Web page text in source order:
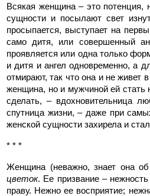
Всякая женщина – это
сущности и посылают свет
просыпается, выступает на
само дитя, или совершенный
проявляется или одна только
и дитя и ангел одновременно, а
отмирают, так что она и не живет
женщина, но и мужчиной ей
сделать, – вдохновительница
спутница жизни, – даже при
женской сущности захирела и
* * *
Женщина (неважно, знает она
цветок. Ее призвание –
праву. Нежно ее восприятие;